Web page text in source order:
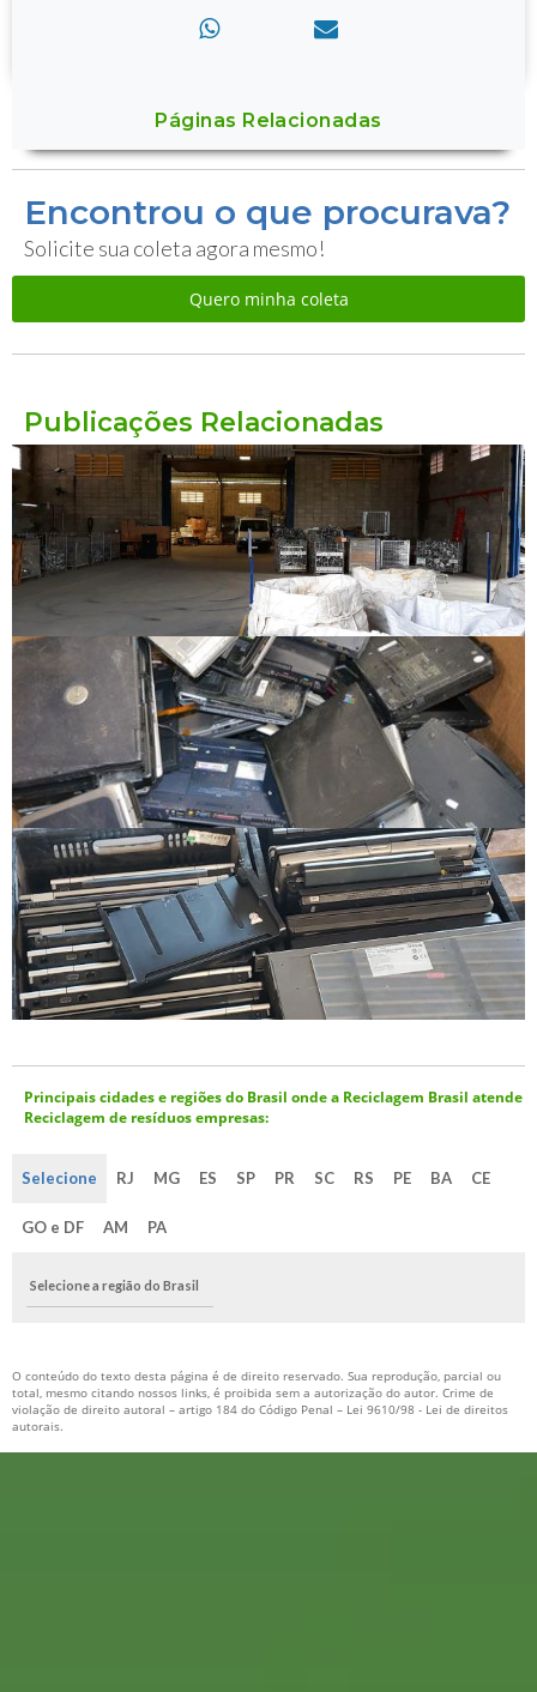
Páginas Relacionadas
Encontrou o que procurava?
Solicite sua coleta agora mesmo!
Quero minha coleta
Publicações Relacionadas
Principais cidades e regiões do Brasil onde a Reciclagem Brasil atende
Reciclagem de resíduos empresas:
Selecione RJ MG ES SP PR SC RS PE BA CE
GO e DF AM PA
Selecione a região do Brasil
O conteúdo do texto desta página é de direito reservado. Sua reprodução, parcial ou
total, mesmo citando nossos links, é proibida sem a autorização do autor. Crime de
violação de direito autoral – artigo 184 do Código Penal – Lei 9610/98 - Lei de direitos
autorais.